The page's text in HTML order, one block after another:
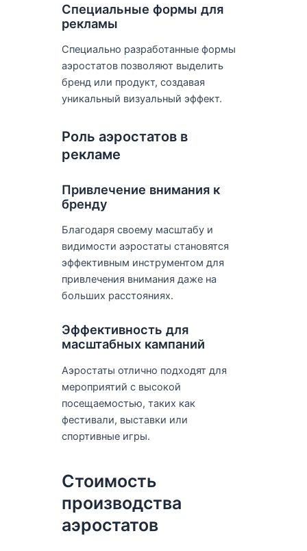
Специальные формы для
рекламы
Специально разработанные формы
аэростатов позволяют выделить
бренд или продукт, создавая
уникальный визуальный эффект.
Роль аэростатов в
рекламе
Привлечение внимания к
бренду
Благодаря своему масштабу и
видимости аэростаты становятся
эффективным инструментом для
привлечения внимания даже на
больших расстояниях.
Эффективность для
масштабных кампаний
Аэростаты отлично подходят для
мероприятий с высокой
посещаемостью, таких как
фестивали, выставки или
спортивные игры.
Стоимость
производства
аэростатов